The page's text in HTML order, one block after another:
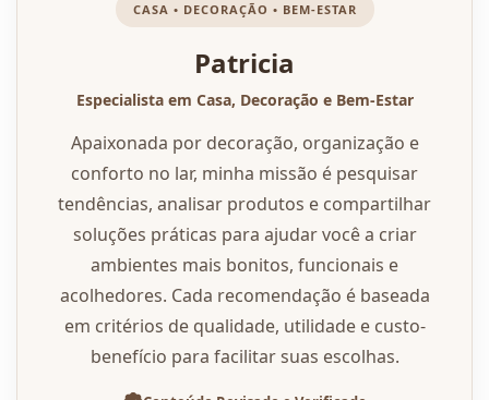
CASA • DECORAÇÃO • BEM-ESTAR
Patricia
Especialista em Casa, Decoração e Bem-Estar
Apaixonada por decoração, organização e
conforto no lar, minha missão é pesquisar
tendências, analisar produtos e compartilhar
soluções práticas para ajudar você a criar
ambientes mais bonitos, funcionais e
acolhedores. Cada recomendação é baseada
em critérios de qualidade, utilidade e custo-
benefício para facilitar suas escolhas.